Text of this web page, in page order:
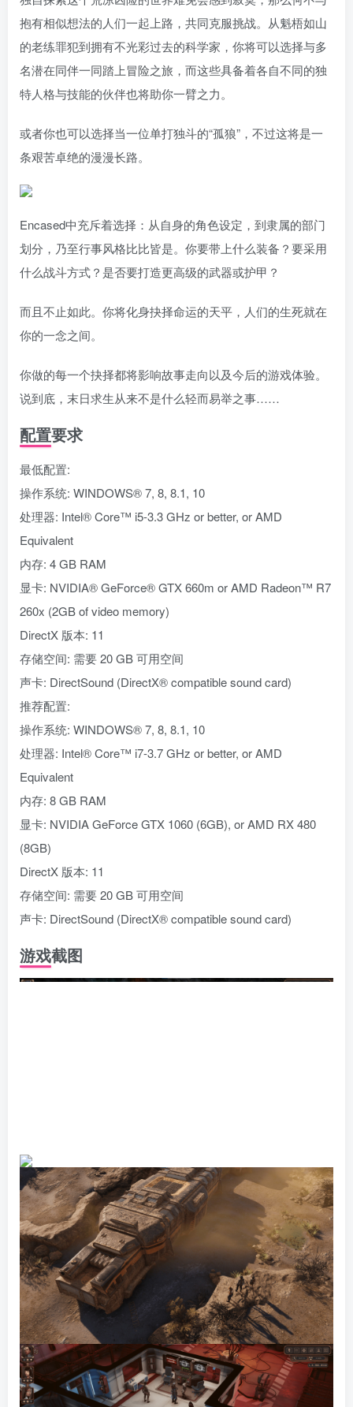
抱有相似想法的人们一起上路，共同克服挑战。从魁梧如山
的老练罪犯到拥有不光彩过去的科学家，你将可以选择与多
名潜在同伴一同踏上冒险之旅，而这些具备着各自不同的独
特人格与技能的伙伴也将助你一臂之力。
或者你也可以选择当一位单打独斗的“孤狼”，不过这将是一
条艰苦卓绝的漫漫长路。
Encased中充斥着选择：从自身的角色设定，到隶属的部门
划分，乃至行事风格比比皆是。你要带上什么装备？要采用
什么战斗方式？是否要打造更高级的武器或护甲？
而且不止如此。你将化身抉择命运的天平，人们的生死就在
你的一念之间。
你做的每一个抉择都将影响故事走向以及今后的游戏体验。
说到底，末日求生从来不是什么轻而易举之事……
配置要求
最低配置:
操作系统: WINDOWS® 7, 8, 8.1, 10
处理器: Intel® Core™ i5-3.3 GHz or better, or AMD
Equivalent
内存: 4 GB RAM
显卡: NVIDIA® GeForce® GTX 660m or AMD Radeon™ R7
260x (2GB of video memory)
DirectX 版本: 11
存储空间: 需要 20 GB 可用空间
声卡: DirectSound (DirectX® compatible sound card)
推荐配置:
操作系统: WINDOWS® 7, 8, 8.1, 10
处理器: Intel® Core™ i7-3.7 GHz or better, or AMD
Equivalent
内存: 8 GB RAM
显卡: NVIDIA GeForce GTX 1060 (6GB), or AMD RX 480
(8GB)
DirectX 版本: 11
存储空间: 需要 20 GB 可用空间
声卡: DirectSound (DirectX® compatible sound card)
游戏截图